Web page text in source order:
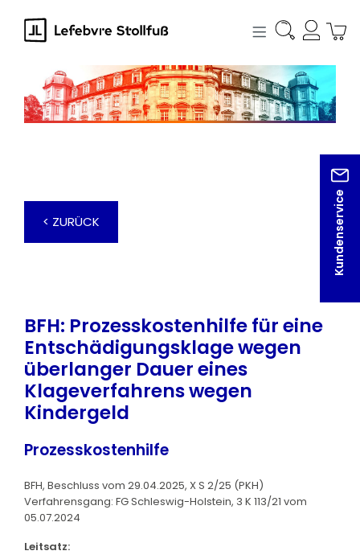
springen
Kundenservice
< ZURÜCK
BFH: Prozesskostenhilfe für eine
Entschädigungsklage wegen
überlanger Dauer eines
Klageverfahrens wegen
Kindergeld
Prozesskostenhilfe
BFH, Beschluss vom 29.04.2025, X S 2/25 (PKH)
Verfahrensgang: FG Schleswig-Holstein, 3 K 113/21 vom
05.07.2024
Leitsatz: